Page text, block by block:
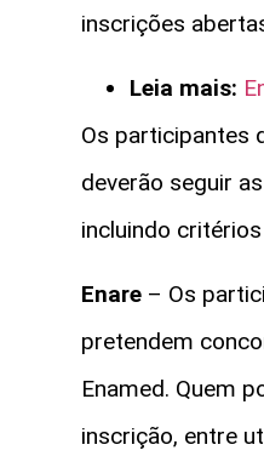
inscrições
Leia mais:
Os participantes
deverão seguir
incluindo
Enare – Os
pretendem
Enamed. Quem
inscrição, entre